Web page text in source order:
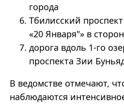
города
Тбилисский
«20 Января"» в
дорога вдоль 1-го
проспекта Зии
В ведомстве отмечают,
наблюдаются